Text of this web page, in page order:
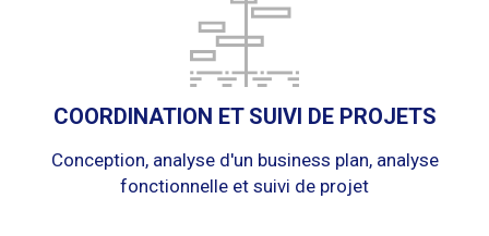
COORDINATION ET SUIVI DE PROJETS
Conception, analyse d'un business plan, analyse
fonctionnelle et suivi de projet